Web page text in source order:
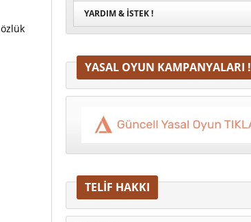
YARDIM & İSTEK !
YASAL OYUN KAMPANYALARI !
TELİF HAKKI